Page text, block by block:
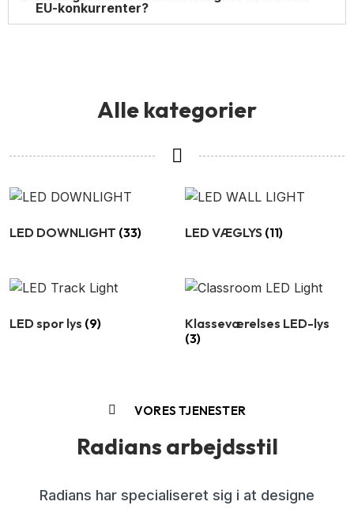
EU-konkurrenter?
Alle kategorier
LED DOWNLIGHT (33) LED VÆGLYS (11)
LED spor lys (9)
Klasseværelses LED-lys
(3)
VORES TJENESTER
Radians arbejdsstil
Radians har specialiseret sig i at designe